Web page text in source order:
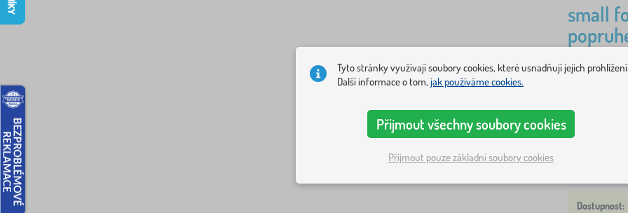
small
Opasek
velikostí
Tyto stránky využívají soubory cookies, které usnadňují jejich prohlížení.
Další informace o tom, jak používáme cookies.
Přijmout všechny soubory cookies
Přijmout pouze základní soubory cookies